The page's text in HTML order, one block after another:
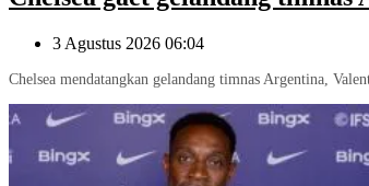
3 Agustus 2026 06:04
Chelsea mendatangkan gelandang timnas Argentina,